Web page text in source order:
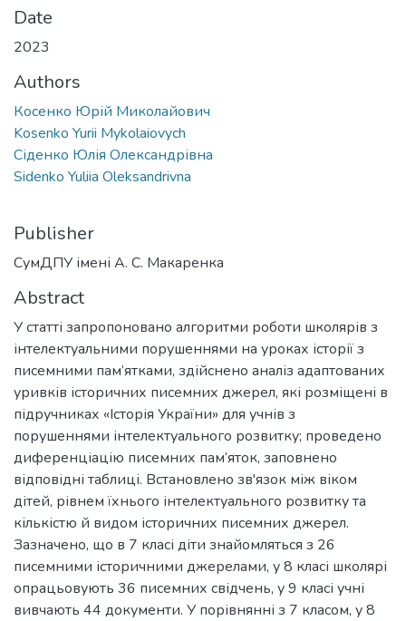
Date
2023
Authors
Косенко Юрій Миколайович
Kosenko Yurii Mykolaiovych
Сіденко Юлія Олександрівна
Sidenko Yuliia Oleksandrivna
Publisher
СумДПУ імені А. С. Макаренка
Abstract
У статті запропоновано алгоритми роботи школярів з
інтелектуальними порушеннями на уроках історії з
писемними пам’ятками, здійснено аналіз адаптованих
уривків історичних писемних джерел, які розміщені в
підручниках «Історія України» для учнів з
порушеннями інтелектуального розвитку; проведено
диференціацію писемних пам’яток, заповнено
відповідні таблиці. Встановлено зв'язок між віком
дітей, рівнем їхнього інтелектуального розвитку та
кількістю й видом історичних писемних джерел.
Зазначено, що в 7 класі діти знайомляться з 26
писемними історичними джерелами, у 8 класі школярі
опрацьовують 36 писемних свідчень, у 9 класі учні
вивчають 44 документи. У порівнянні з 7 класом, у 8